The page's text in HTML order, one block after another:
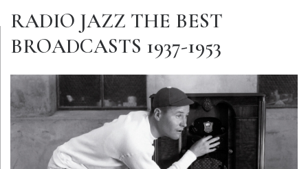
RADIO JAZZ THE BEST
BROADCASTS 1937-1953